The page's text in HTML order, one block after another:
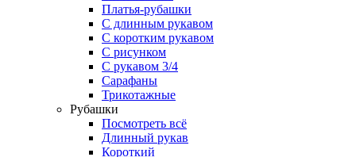
Платья-рубашки
С длинным рукавом
С коротким рукавом
С рисунком
С рукавом 3/4
Сарафаны
Трикотажные
Рубашки
Посмотреть всё
Длинный рукав
Короткий